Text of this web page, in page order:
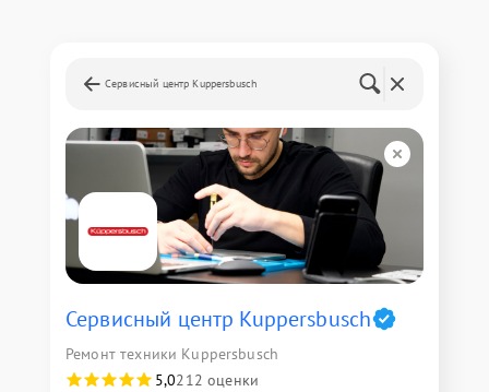
Сервисный центр Kuppersbusch
Сервисный центр Kuppersbusch
Ремонт техники Kuppersbusch
5,0212 оценки